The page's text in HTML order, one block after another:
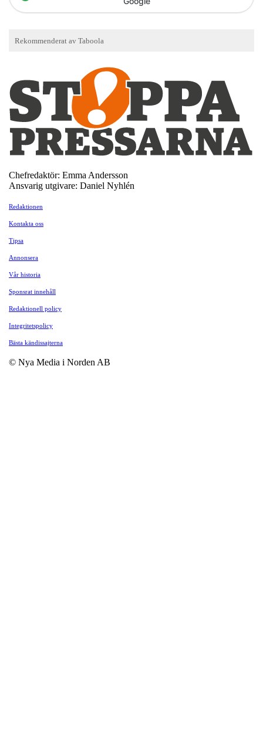
Chefredaktör: Emma Andersson
Ansvarig utgivare: Daniel Nyhlén
Redaktionen
Kontakta oss
Tipsa
Annonsera
Vår historia
Sponsrat innehåll
Redaktionell policy
Integritetspolicy
Bästa kändissajterna
© Nya Media i Norden AB